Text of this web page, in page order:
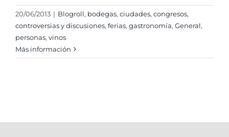
20/06/2013 | Blogroll, bodegas, ciudades, congresos,
controversias y discusiones, ferias, gastronomí­a, General,
personas, vinos
Más información